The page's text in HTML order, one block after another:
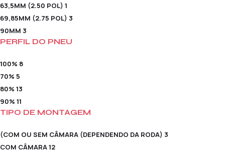
63,5MM (2.50 POL) 1
69,85MM (2.75 POL) 3
90MM 3
PERFIL DO PNEU
100% 8
70% 5
80% 13
90% 11
TIPO DE MONTAGEM
(COM OU SEM CÂMARA (DEPENDENDO DA RODA) 3
COM CÂMARA12